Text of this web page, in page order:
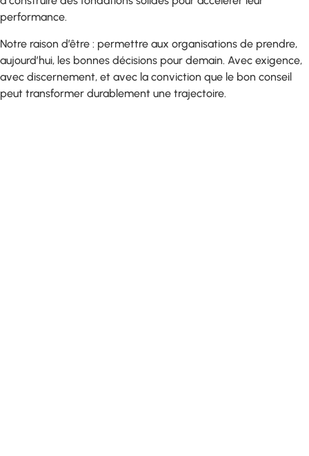
performance.
Notre raison d’être : permettre aux organisations de prendre,
aujourd’hui, les bonnes décisions pour demain. Avec exigence,
avec discernement, et avec la conviction que le bon conseil
peut transformer durablement une trajectoire.